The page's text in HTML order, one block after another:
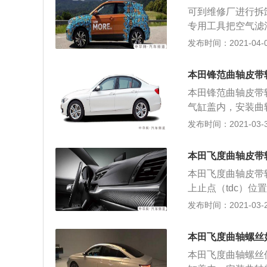
拆下旧链条装上
个圆孔，对正链
时要不间隙调整
可到维修厂进行
专用工具把空气
支架的螺栓并松
同时用工具松开
到4s店或修理店
发布时间：2021-04-
本田锋范曲轴皮
本田锋范曲轴皮
气缸盖内，安装
导致发动机的损
并松开发电机，
压缩机皮带； 4
松开曲轴皮带轮
发布时间：2021-03-
本田飞度曲轴皮带
本田飞度曲轴皮
上止点（tdc）位
的tdc凹槽2应与汽
丝用风炮打下曲
发布时间：2021-03-
本田飞度曲轴螺丝
本田飞度曲轴螺